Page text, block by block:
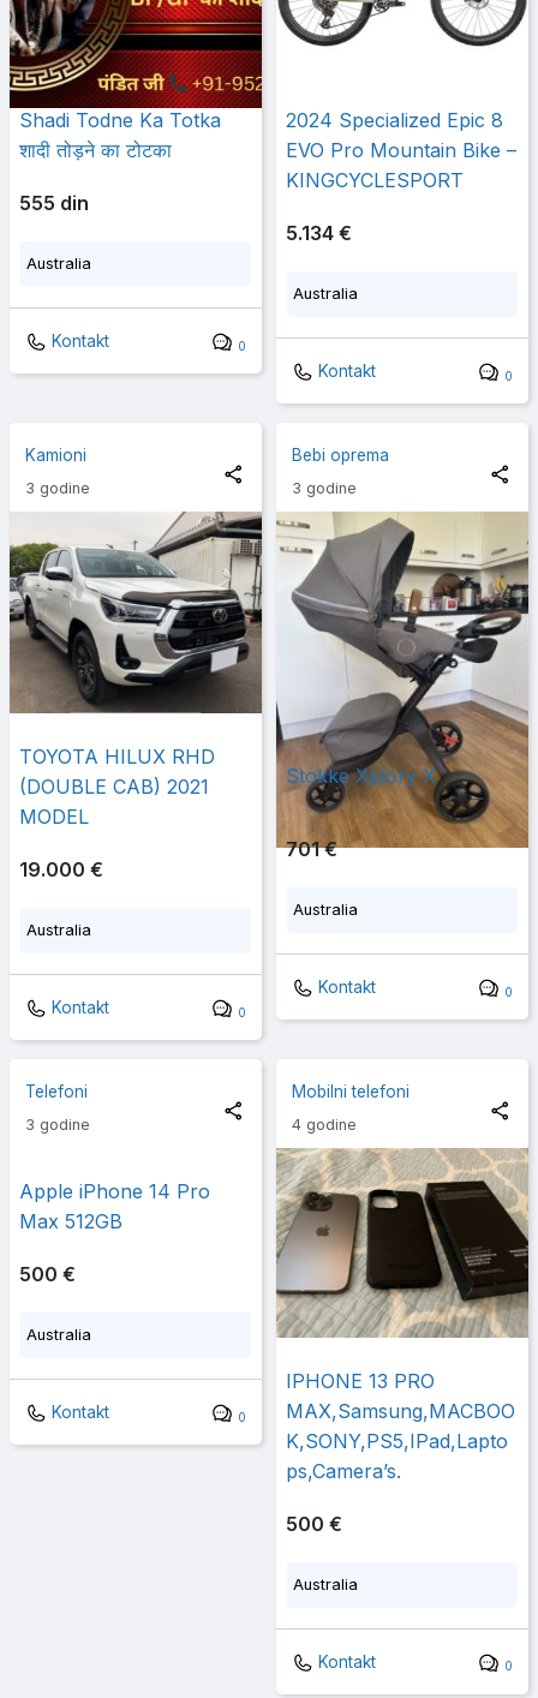
Shadi Todne Ka Totka
शादी तोड़ने का टोटका
555 din
Australia
Kontakt 0
2024 Specialized Epic 8
EVO Pro Mountain Bike –
KINGCYCLESPORT
5.134 €
Australia
Kontakt 0
Kamioni
3 godine
TOYOTA HILUX RHD
(DOUBLE CAB) 2021
MODEL
19.000 €
Australia
Kontakt 0
Bebi oprema
3 godine
Stokke Xplory X
701 €
Australia
Kontakt 0
Telefoni
3 godine
Apple iPhone 14 Pro
Max 512GB
500 €
Australia
Kontakt 0
Mobilni telefoni
4 godine
IPHONE 13 PRO
MAX,Samsung,MACBOO
K,SONY,PS5,IPad,Lapto
ps,Camera’s.
500 €
Australia
Kontakt 0